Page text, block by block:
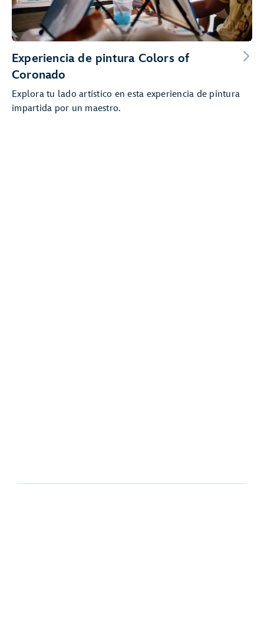
Experiencia de pintura Colors of
Coronado
Explora tu lado artístico en esta experiencia de pintura
impartida por un maestro.